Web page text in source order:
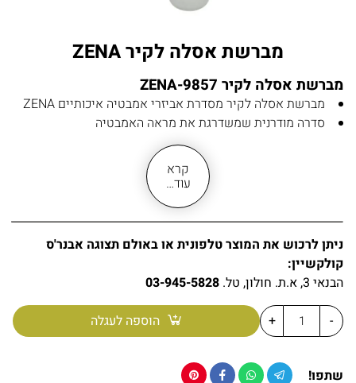
מברשת אסלה לקיר ZENA
מברשת אסלה לקיר ZENA-9857
מברשת אסלה לקיר מסדרת אביזרי אמבטיה איכותיים ZENA
סדרה מודרנית שמשדרגת את מראה האמבטיה
מחזיק מברשת אסלה מתאים לתלייה על כל סוגי הקירות
לתלייה על קיר חדר שירותים או חדר אמבטיה
מחזיק מברשת אסלה עשוי מחומר פליז BRASS
גימור ניקל מבריק אל חלד
כוס למברשת אסלה עשוי מחומר זכוכית חלבית
הרכבה פשוטה וקלה ללא צורך ברקע טכני
האריזה מגיעה עם כל חלקי הרכבה הנדרשים
קיימים אביזרי אמבטיה משלימים מסדרת ZENA
מידות:
גובה כללי – 35 ס"מ
קרא
עוד…
ניתן לרכוש את המוצר טלפונית או באולם תצוגה אבנר'ס
קולקשיין:
הבנאי 3, א.ת. חולון, טל.
03-945-5828
-
+ הוספה לעגלה
שתפו!